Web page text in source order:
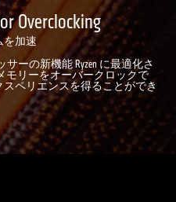
Overclocking
を加速
サーの新機能 Ryzen に最適化さ
モリーをオーバークロックで
ペリエンスを得ることができ